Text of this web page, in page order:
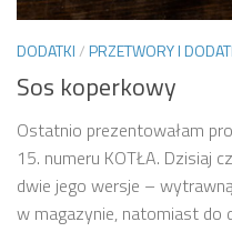
DODATKI/PRZETWORY I
Sos koperkowy
Ostatnio prezentowałam
15. numeru KOTŁA. Dzisiaj
dwie jego wersje –
w magazynie, natomiast do